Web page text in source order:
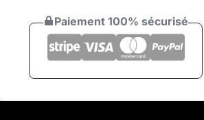
Paiement 100% sécurisé